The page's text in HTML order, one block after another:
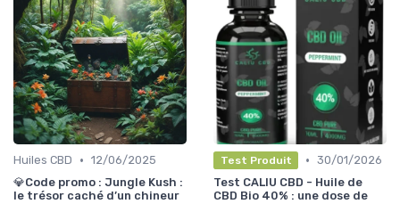
Huiles CBD • 12/06/2025
💎Code promo : Jungle Kush :
le trésor caché d’un chineur
Test Produit • 30/01/2026
Test CALIU CBD - Huile de
CBD Bio 40% : une dose de